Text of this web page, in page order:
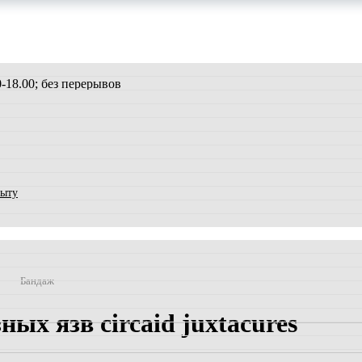
без перерывов
Бандаж
язв circaid juxtacures